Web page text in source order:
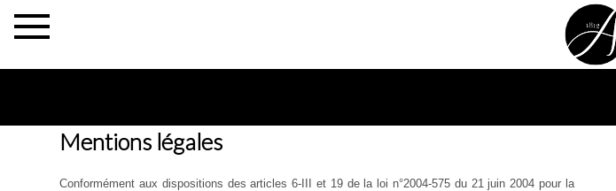
×
Mentions légales
Conformément aux dispositions des articles 6-III et 19 de la loi n°2004-575 du 21 juin 2004 pour la